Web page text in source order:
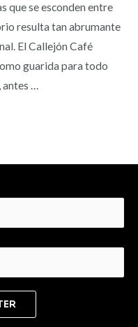
que se esconden entre
resulta tan abrumante
El Callejón Café
guarida para todo
antes …